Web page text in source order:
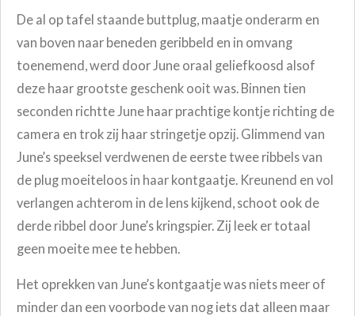
De al op tafel staande buttplug, maatje onderarm en
van boven naar beneden geribbeld en in omvang
toenemend, werd door June oraal geliefkoosd alsof
deze haar grootste geschenk ooit was. Binnen tien
seconden richtte June haar prachtige kontje richting de
camera en trok zij haar stringetje opzij. Glimmend van
June’s speeksel verdwenen de eerste twee ribbels van
de plug moeiteloos in haar kontgaatje. Kreunend en vol
verlangen achterom in de lens kijkend, schoot ook de
derde ribbel door June’s kringspier. Zij leek er totaal
geen moeite mee te hebben.
Het oprekken van June’s kontgaatje was niets meer of
minder dan een voorbode van nog iets dat alleen maar